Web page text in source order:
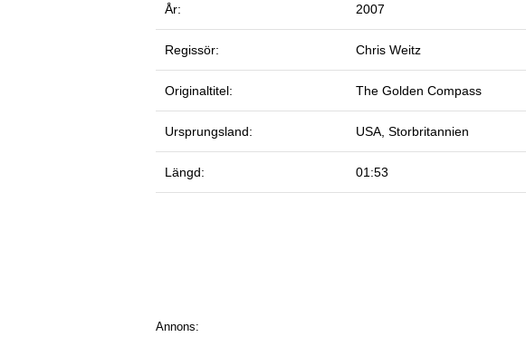
År: 2007
Regissör: Chris Weitz
Originaltitel: The Golden Compass
Ursprungsland: USA, Storbritannien
Längd: 01:53
Annons: